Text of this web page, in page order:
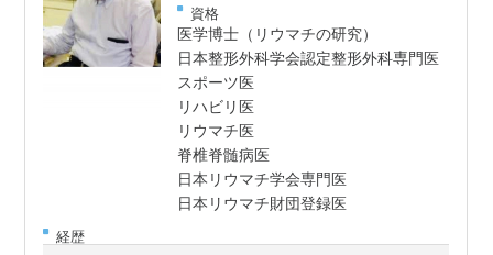
資格
医学博士（リウマチの研究）
日本整形外科学会認定整形外科専門医
スポーツ医
リハビリ医
リウマチ医
脊椎脊髄病医
日本リウマチ学会専門医
日本リウマチ財団登録医
経歴